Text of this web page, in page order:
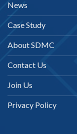
News
Case Study
About SDMC
Contact Us
Join Us
Privacy Policy